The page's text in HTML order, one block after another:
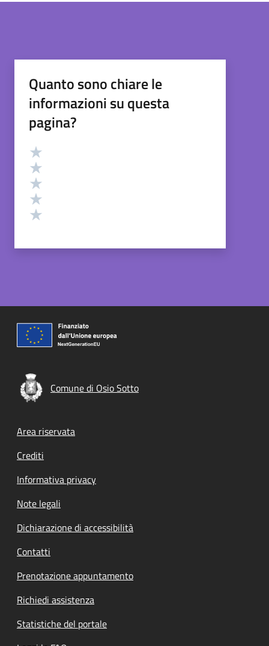
Quanto sono chiare le
informazioni su questa
pagina?
Valutazione
Comune di Osio Sotto
Footer menu
Area riservata
Crediti
Informativa privacy
Note legali
Dichiarazione di accessibilità
Contatti
Prenotazione appuntamento
Richiedi assistenza
Statistiche del portale